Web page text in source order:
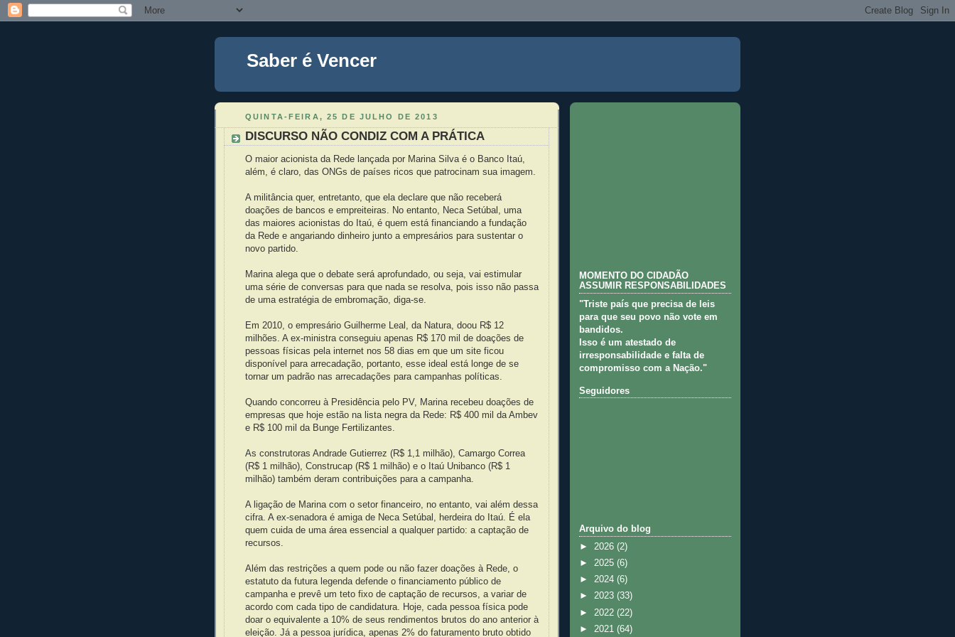
Saber é Vencer
QUINTA-FEIRA, 25 DE JULHO DE 2013
DISCURSO NÃO CONDIZ COM A PRÁTICA
O maior acionista da Rede lançada por Marina Silva é o Banco Itaú,
além, é claro, das ONGs de países ricos que patrocinam sua imagem.
A militância quer, entretanto, que ela declare que não receberá
doações de bancos e empreiteiras. No entanto, Neca Setúbal, uma
das maiores acionistas do Itaú, é quem está financiando a fundação
da Rede e angariando dinheiro junto a empresários para sustentar o
novo partido.
Marina alega que o debate será aprofundado, ou seja, vai estimular
uma série de conversas para que nada se resolva, pois isso não passa
de uma estratégia de embromação, diga-se.
Em 2010, o empresário Guilherme Leal, da Natura, doou R$ 12
milhões. A ex-ministra conseguiu apenas R$ 170 mil de doações de
pessoas físicas pela internet nos 58 dias em que um site ficou
disponível para arrecadação, portanto, esse ideal está longe de se
tornar um padrão nas arrecadações para campanhas políticas.
Quando concorreu à Presidência pelo PV, Marina recebeu doações de
empresas que hoje estão na lista negra da Rede: R$ 400 mil da Ambev
e R$ 100 mil da Bunge Fertilizantes.
As construtoras Andrade Gutierrez (R$ 1,1 milhão), Camargo Correa
(R$ 1 milhão), Construcap (R$ 1 milhão) e o Itaú Unibanco (R$ 1
milhão) também deram contribuições para a campanha.
A ligação de Marina com o setor financeiro, no entanto, vai além dessa
cifra. A ex-senadora é amiga de Neca Setúbal, herdeira do Itaú. É ela
quem cuida de uma área essencial a qualquer partido: a captação de
recursos.
Além das restrições a quem pode ou não fazer doações à Rede, o
estatuto da futura legenda defende o financiamento público de
campanha e prevê um teto fixo de captação de recursos, a variar de
acordo com cada tipo de candidatura. Hoje, cada pessoa física pode
doar o equivalente a 10% de seus rendimentos brutos do ano anterior à
eleição. Já a pessoa jurídica, apenas 2% do faturamento bruto obtido
MOMENTO DO CIDADÃO
ASSUMIR RESPONSABILIDADES
"Triste país que precisa de leis
para que seu povo não vote em
bandidos.
Isso é um atestado de
irresponsabilidade e falta de
compromisso com a Nação."
Seguidores
Arquivo do blog
► 2026 (2)
► 2025 (6)
► 2024 (6)
► 2023 (33)
► 2022 (22)
► 2021 (64)